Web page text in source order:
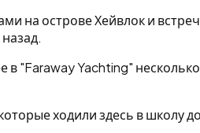
на острове Хейвлок и
Yachting"
ходили здесь в школу